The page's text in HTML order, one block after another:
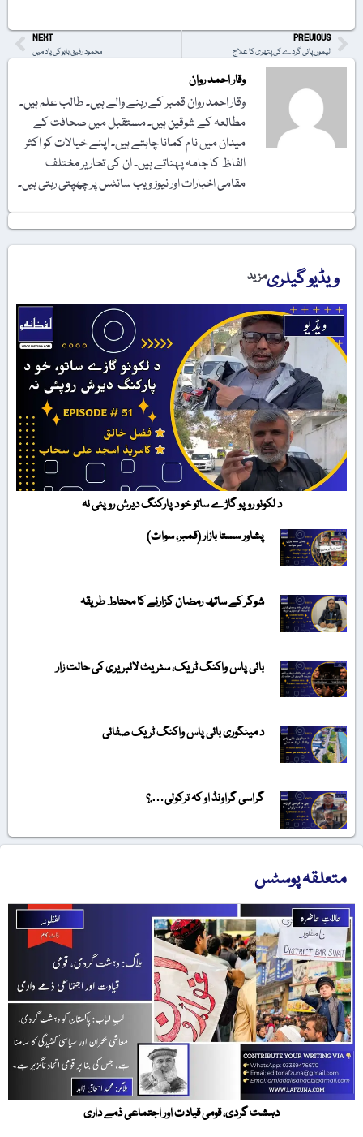
PREVIOUS
لیموں پانی گردے کی پتھری کا علاج
NEXT
محمود رفیق بابو کی یاد میں
وقار احمد روان
وقار احمد روان قمبر کے رہنے والے ہیں۔ طالب علم ہیں۔
مطالعہ کے شوقین ہیں۔ مستقبل میں صحافت کے
میدان میں نام کمانا چاہتے ہیں۔ اپنے خیالات کو اکثر
الفاظ کا جامہ پہناتے ہیں۔ ان کی تحاریر مختلف
مقامی اخبارات اور نیوز ویب سائٹس پر چھپتی رہتی ہیں۔
ویڈیو گیلریمزید
د لکونو روپو گاڑے ساتو خو د پارکنگ دیرش روپئی نہ
پشاور سستا بازار (قمبر، سوات)
شوگر کے ساتھ رمضان گزارنے کا محتاط طریقہ
بائی پاس واکنگ ٹریک، سٹریٹ لائبریری کی حالت زار
د مینگوری بائی پاس واکنگ ٹریک صفائی
گراسی گراونڈ او کہ ترکولی….؟
متعلقہ پوسٹس
دہشت گردی، قومی قیادت اور اجتماعی ذمے داری